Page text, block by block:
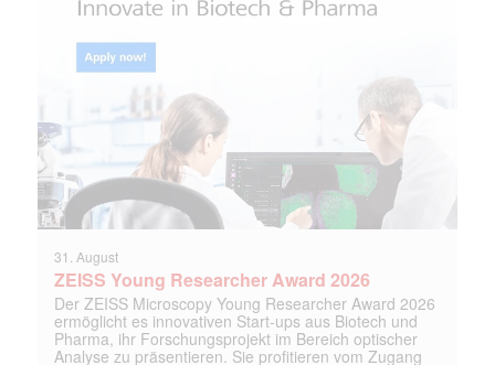
31. August
ZEISS Young Researcher Award 2026
Der ZEISS Microscopy Young Researcher Award 2026
ermöglicht es innovativen Start-ups aus Biotech und
Pharma, ihr Forschungsprojekt im Bereich optischer
Analyse zu präsentieren. Sie profitieren vom Zugang